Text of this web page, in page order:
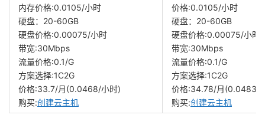
内存价格:0.0105/小时
硬盘：20-60GB
硬盘价格:0.00075/小时
带宽:30Mbps
流量价格:0.1/G
方案选择:1C2G
价格:33.7/月(0.0468/小时)
购买:创建云主机
价格:0.0105/小时
硬盘：20-60GB
硬盘价格:0.00075/小时
带宽:30Mbps
流量价格:0.1/G
方案选择:1C2G
价格:34.78/月(0.0483/
购买:创建云主机